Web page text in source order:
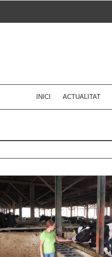
INICI ACTUALITAT